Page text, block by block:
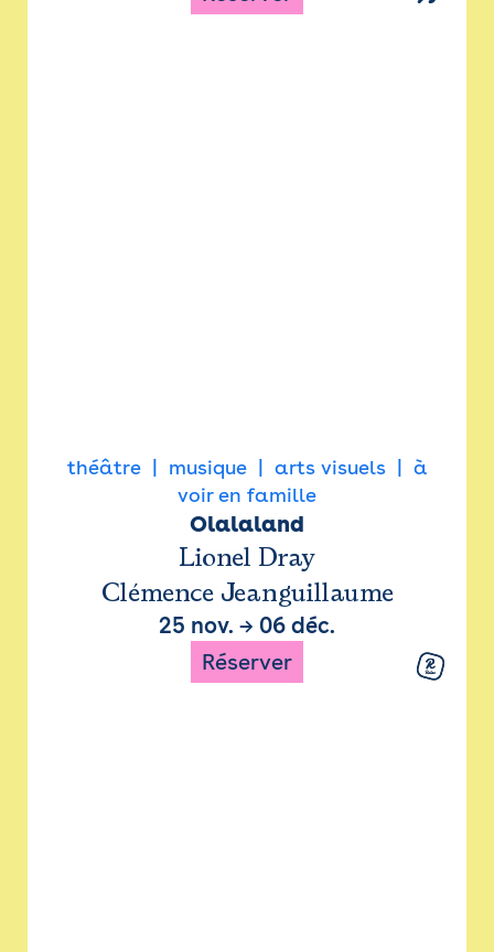
théâtre musique arts visuels
à
voir en famille
Olalaland
Lionel Dray
Clémence Jeanguillaume
25 nov. → 06 déc.
Réserver